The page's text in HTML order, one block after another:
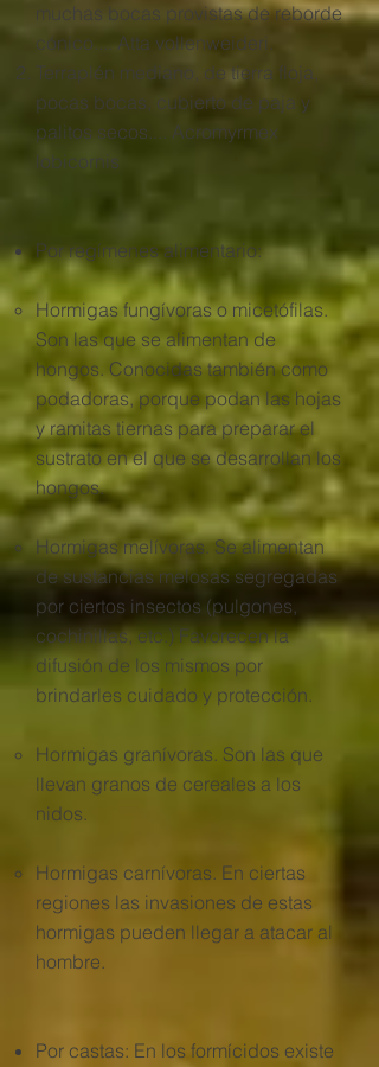
muchas bocas provistas de reborde
cónico.... Atta vollenweideri.
Terraplén mediano, de tierra floja,
pocas bocas, cubierto de paja y
palitos secos.... Acromyrmex
lobicornis
Por regímenes alimentario:
Hormigas fungívoras o micetófilas.
Son las que se alimentan de
hongos. Conocidas también como
podadoras, porque podan las hojas
y ramitas tiernas para preparar el
sustrato en el que se desarrollan los
hongos.
Hormigas melívoras. Se alimentan
de sustancias melosas segregadas
por ciertos insectos (pulgones,
cochinillas, etc.) Favorecen la
difusión de los mismos por
brindarles cuidado y protección.
Hormigas granívoras. Son las que
llevan granos de cereales a los
nidos.
Hormigas carnívoras. En ciertas
regiones las invasiones de estas
hormigas pueden llegar a atacar al
hombre.​​
Por castas:​ En los formícidos existe